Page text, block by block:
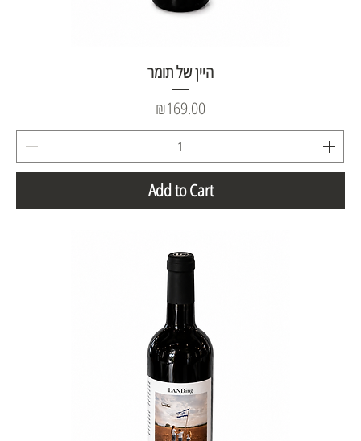
היין של תומר
Price
₪169.00
Add to Cart